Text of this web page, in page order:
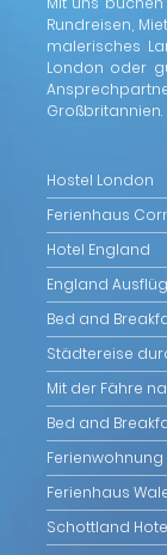
Rundreisen,
malerisches
London oder
Großbritannien.
Hostel London
Ferienhaus
Hotel England
England
Bed and
Städtereise
Mit der Fähre
Bed and
Ferienhaus
Schottland